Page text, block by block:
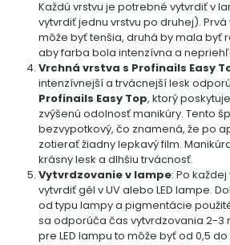
Každú vrstvu je potrebné vytvrdiť v
vytvrdiť jednu vrstvu po druhej).
môže byť tenšia, druhá by mala byť
aby farba bola intenzívna a
Vrchná vrstva s Profinails Easy
intenzívnejší a trvácnejší lesk
Profinails Easy Top, ktorý
zvýšenú odolnosť manikúry. Tento
bezvypotkový, čo znamená, že po
zotierať žiadny lepkavý film.
krásny lesk a dlhšiu trvácnosť.
Vytvrdzovanie v lampe: Po
vytvrdiť gél v UV alebo LED lampe.
od typu lampy a pigmentácie
sa odporúča čas vytvrdzovania 2-3
pre LED lampu to môže byť od 0,5 do